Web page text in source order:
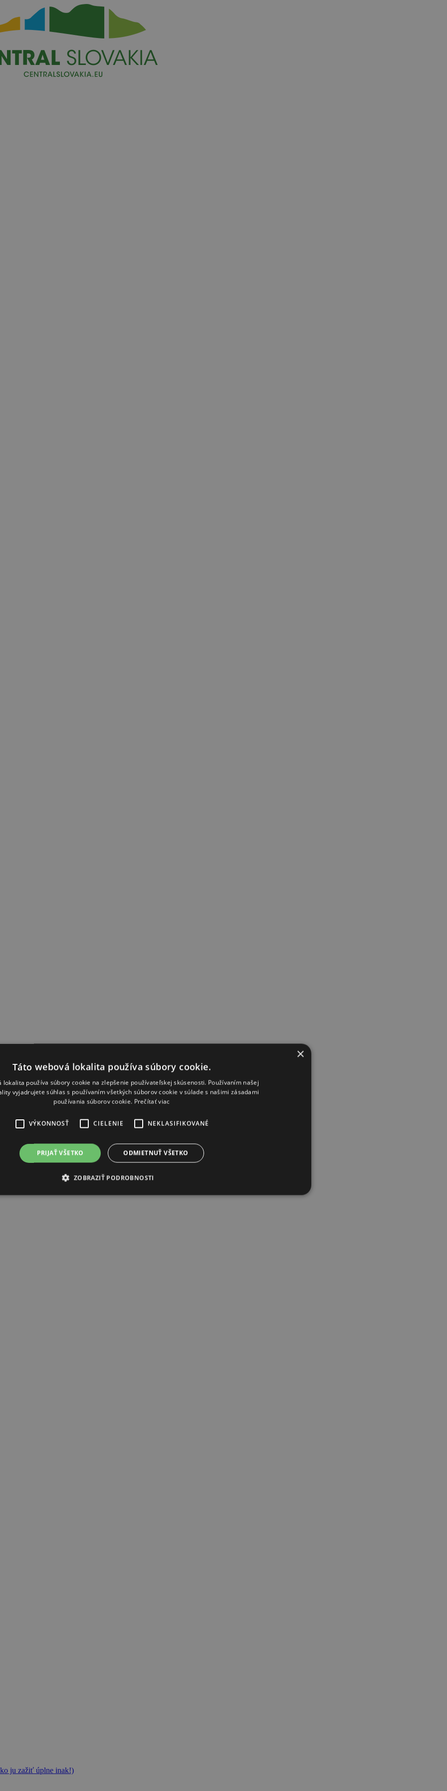
ju zažiť úplne inak!)
×
Táto webová lokalita používa súbory cookie.
lokalita používa súbory cookie na zlepšenie používateľskej skúsenosti. Používaním našej
vyjadrujete súhlas s používaním všetkých súborov cookie v súlade s našimi zásadami
používania súborov cookie. Prečítať viac
VÝKONNOSŤ CIELENIE NEKLASIFIKOVANÉ
PRIJAŤ VŠETKO ODMIETNUŤ VŠETKO
ZOBRAZIŤ PODROBNOSTI